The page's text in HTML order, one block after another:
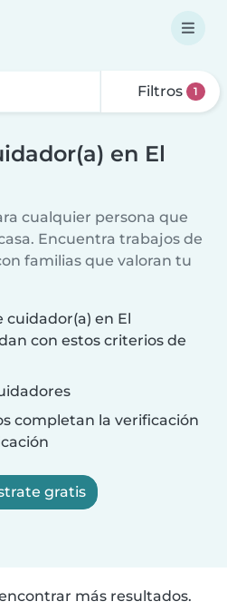
Filtros 1
en El
cualquier persona que
Encuentra trabajos de
familias que valoran tu
cuidador(a) en El
con estos criterios de
completan la verificación
gratis
más resultados.